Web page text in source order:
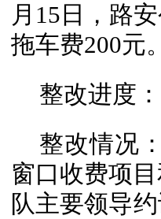
月15日，路
拖车费200元。
整改进度：
整改情况
窗口收费项
队主要领导